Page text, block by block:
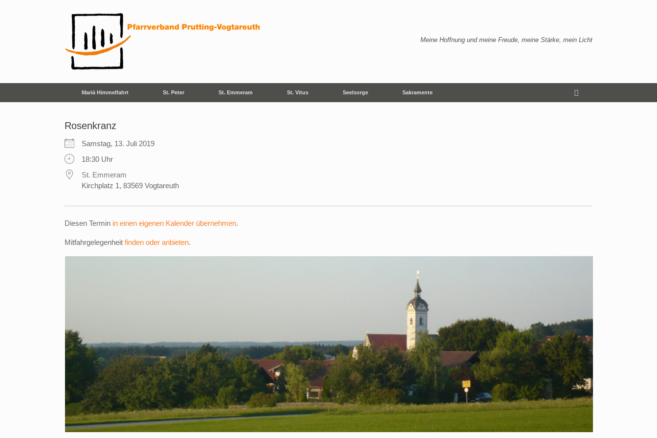
Meine Hoffnung und meine Freude, meine Stärke, mein Licht
Mariä Himmelfahrt St. Peter St. Emmeram St. Vitus Seelsorge Sakramente
Rosenkranz
Samstag, 13. Juli 2019
18:30 Uhr
St. Emmeram
Kirchplatz 1, 83569 Vogtareuth
Diesen Termin in einen eigenen Kalender übernehmen.
Mitfahrgelegenheit finden oder anbieten.